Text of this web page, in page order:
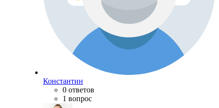
Константин
0 ответов
1 вопрос